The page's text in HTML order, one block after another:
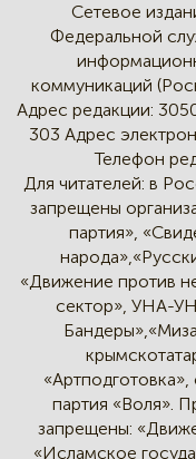
Сетевое
Федеральной
коммуникаций
Адрес редакции:
303 Адрес
Телефон
Для читателей: в
запрещены
партия»,
«Движение против
сектор», УНА-
партия «Воля».
запрещены:
«Исламское